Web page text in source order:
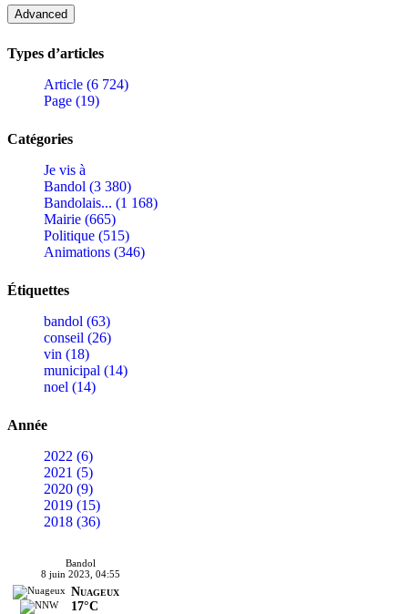
Types d’articles
Article (6 724)
Page (19)
Catégories
Je vis à
Bandol (3 380)
Bandolais... (1 168)
Mairie (665)
Politique (515)
Animations (346)
Étiquettes
bandol (63)
conseil (26)
vin (18)
municipal (14)
noel (14)
Année
2022 (6)
2021 (5)
2020 (9)
2019 (15)
2018 (36)
Bandol
8 juin 2023, 04:55
Nuageux
17°C